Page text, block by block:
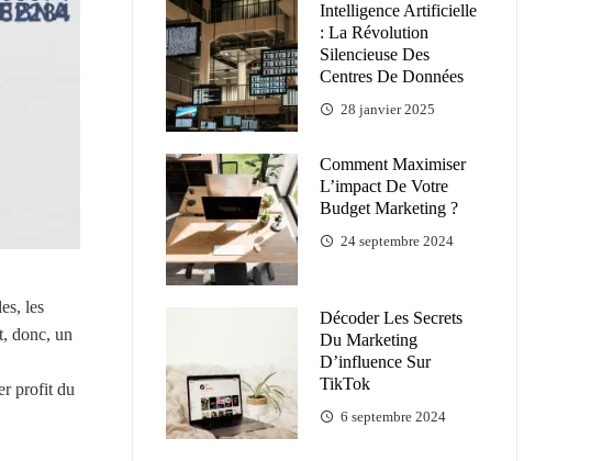
les
donc, un
profit du
Intelligence Artificielle
: La Révolution
Silencieuse Des
Centres De Données
28 janvier 2025
Comment Maximiser
L’impact De Votre
Budget Marketing ?
24 septembre 2024
Décoder Les Secrets
Du Marketing
D’influence Sur
TikTok
6 septembre 2024